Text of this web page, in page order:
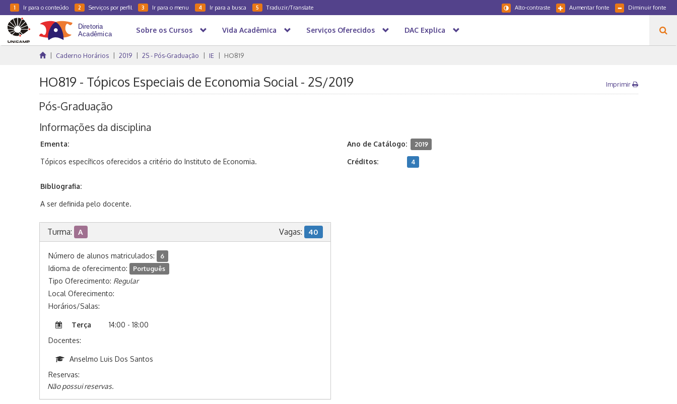
1 Ir para o conteúdo 2 Serviços por perfil 3 Ir para o menu 4 Ir para a busca 5 Traduzir/Translate Diminuir fonte
Aumentar fonte
Alto-contraste
Sobre os Cursos Vida Acadêmica Serviços Oferecidos DAC Explica
Caderno Horários 2019 2S - Pós-Graduação IE HO819
HO819 - Tópicos Especiais de Economia Social - 2S/2019 Imprimir
Pós-Graduação
Informações da disciplina
Ementa:
Tópicos específicos oferecidos a critério do Instituto de Economia.
Bibliografia:
A ser definida pelo docente.
Ano de Catálogo: 2019
Créditos: 4
Turma: A Vagas: 40
Número de alunos matriculados: 6
Idioma de oferecimento: Português
Tipo Oferecimento: Regular
Local Oferecimento:
Horários/Salas:
Terça
14:00 - 18:00
Docentes:
Anselmo Luis Dos Santos
Reservas:
Não possui reservas.